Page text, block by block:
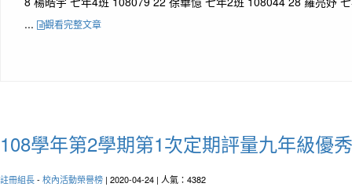
...
觀看完整文章
108學年第2學期第1次定期評量九年級優
註冊組長- 校內活動榮譽榜 | 2020-04-24 | 人氣：4382